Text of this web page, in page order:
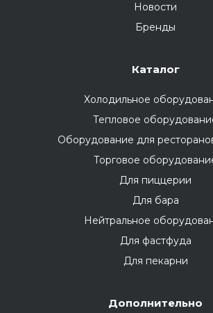
Новости
Бренды
Каталог
Холодильное
Тепловое
Оборудование для
Торговое
Для пиццерии
Для бара
Нейтральное
Для фастфуда
Для пекарни
Дополнительно